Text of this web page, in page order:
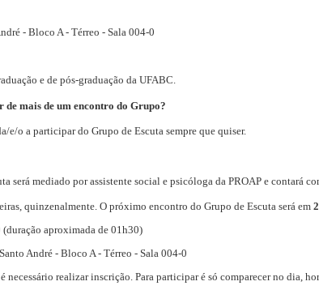
- Bloco A - Térreo - Sala 004-0
e de pós-graduação da UFABC.
de mais de um encontro do Grupo?
e/o a participar do Grupo de Escuta sempre que quiser.
será mediado por assistente social e psicóloga da PROAP e contará
quinzenalmente. O próximo encontro do Grupo de Escuta será em
(duração aproximada de 01h30)
André - Bloco A - Térreo - Sala 004-0
necessário realizar inscrição. Para participar é só comparecer no dia,